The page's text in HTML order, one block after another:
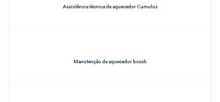
Assistência técnica de aquecedor Cumulus
Manutenção de aquecedor bosch